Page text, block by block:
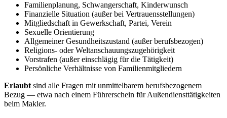
Familienplanung, Schwangerschaft, Kinderwunsch
Finanzielle Situation (außer bei Vertrauensstellungen)
Mitgliedschaft in Gewerkschaft, Partei, Verein
Sexuelle Orientierung
Allgemeiner Gesundheitszustand (außer berufsbezogen)
Religions- oder Weltanschauungszugehörigkeit
Vorstrafen (außer einschlägig für die Tätigkeit)
Persönliche Verhältnisse von Familienmitgliedern
Erlaubtsind alle Fragen mit unmittelbarem berufsbezogenem
Bezug — etwa nach einem Führerschein für Außendiensttätigkeiten
beim Makler.